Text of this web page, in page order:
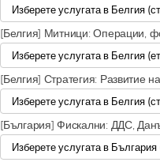
[Белгия] Митници: Операции,
[Белгия] Стратегия: Развитие
[България] Фискални: ДДС,